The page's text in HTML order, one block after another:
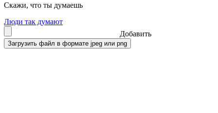
Скажи, что ты думаешь
Люди так думают
Добавить